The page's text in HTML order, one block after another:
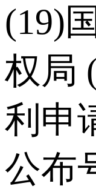
(19)
权局
利申
公布